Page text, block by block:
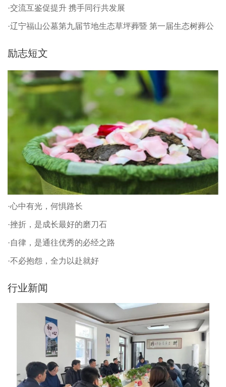
·交流互鉴促提升 携手同行共发展
·辽宁福山公墓第九届节地生态草坪葬暨 第一届生态树葬公
励志短文
·心中有光，何惧路长
·挫折，是成长最好的磨刀石
·自律，是通往优秀的必经之路
·不必抱怨，全力以赴就好
行业新闻